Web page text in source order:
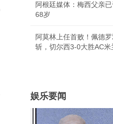
阿根廷媒体：梅西父亲
68岁
阿莫林上任首败！佩德
斩，切尔西3-0大胜AC米
娱乐要闻